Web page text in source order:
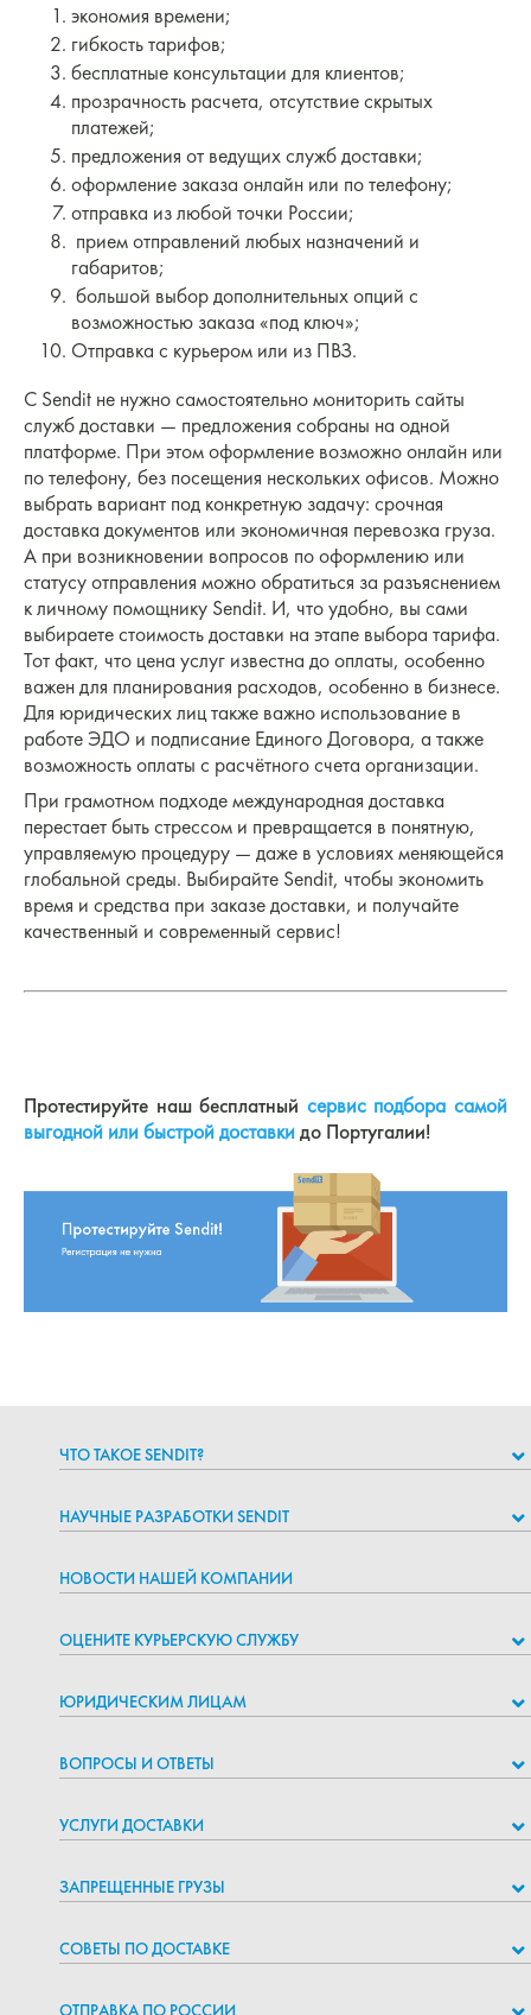
ЧТО ТАКОЕ SENDIT?
НАУЧНЫЕ РАЗРАБОТКИ SENDIT
НОВОСТИ НАШЕЙ КОМПАНИИ
ОЦЕНИТЕ КУРЬЕРСКУЮ СЛУЖБУ
ЮРИДИЧЕСКИМ ЛИЦАМ
ВОПРОСЫ И ОТВЕТЫ
УСЛУГИ ДОСТАВКИ
ЗАПРЕЩЕННЫЕ ГРУЗЫ
СОВЕТЫ ПО ДОСТАВКЕ
ОТПРАВКА ПО РОССИИ
экономия времени;
гибкость тарифов;
бесплатные консультации для клиентов;
прозрачность расчета, отсутствие скрытых
платежей;
предложения от ведущих служб доставки;
оформление заказа онлайн или по телефону;
отправка из любой точки России;
прием отправлений любых назначений и
габаритов;
большой выбор дополнительных опций с
возможностью заказа «под ключ»;
Отправка с курьером или из ПВЗ.
С Sendit не нужно самостоятельно мониторить сайты
служб доставки — предложения собраны на одной
платформе. При этом оформление возможно онлайн или
по телефону, без посещения нескольких офисов. Можно
выбрать вариант под конкретную задачу: срочная
доставка документов или экономичная перевозка груза.
А при возникновении вопросов по оформлению или
статусу отправления можно обратиться за разъяснением
к личному помощнику Sendit. И, что удобно, вы сами
выбираете стоимость доставки на этапе выбора тарифа.
Тот факт, что цена услуг известна до оплаты, особенно
важен для планирования расходов, особенно в бизнесе.
Для юридических лиц также важно использование в
работе ЭДО и подписание Единого Договора, а также
возможность оплаты с расчётного счета организации.
При грамотном подходе международная доставка
перестает быть стрессом и превращается в понятную,
управляемую процедуру — даже в условиях меняющейся
глобальной среды. Выбирайте Sendit, чтобы экономить
время и средства при заказе доставки, и получайте
качественный и современный сервис!
Протестируйте наш бесплатный сервис подбора самой
выгодной или быстрой доставкидо Португалии!